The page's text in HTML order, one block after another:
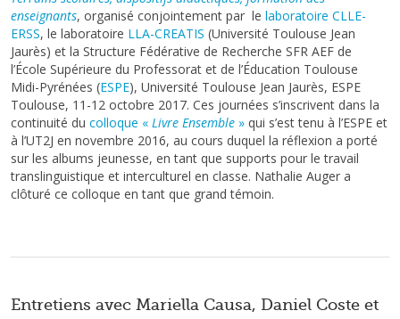
enseignants, organisé conjointement par le laboratoire CLLE-
ERSS, le laboratoire LLA-CREATIS (Université Toulouse Jean
Jaurès) et la Structure Fédérative de Recherche SFR AEF de
l’École Supérieure du Professorat et de l’Éducation Toulouse
Midi-Pyrénées (ESPE), Université Toulouse Jean Jaurès, ESPE
Toulouse, 11-12 octobre 2017. Ces journées s’inscrivent dans la
continuité du colloque « Livre Ensemble » qui s’est tenu à l’ESPE et
à l’UT2J en novembre 2016, au cours duquel la réflexion a porté
sur les albums jeunesse, en tant que supports pour le travail
translinguistique et interculturel en classe. Nathalie Auger a
clôturé ce colloque en tant que grand témoin.
Entretiens avec Mariella Causa, Daniel Coste et